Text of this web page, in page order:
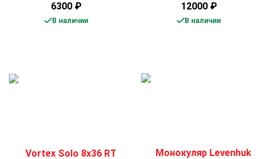
6300 ₽
В наличии
12000 ₽
В наличии